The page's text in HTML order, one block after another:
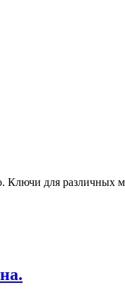
Ключи для различных